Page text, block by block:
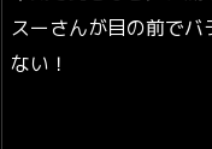
スーさんが目の前で
ない！